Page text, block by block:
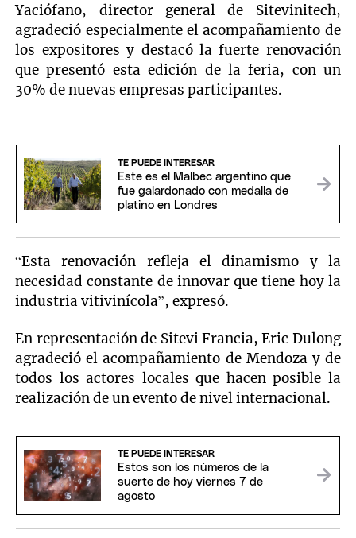
Yaciófano, director general de Sitevinitech,
agradeció especialmente el acompañamiento de
los expositores y destacó la fuerte renovación
que presentó esta edición de la feria, con un
30% de nuevas empresas participantes.
TE PUEDE INTERESAR
Este es el Malbec argentino que
fue galardonado con medalla de
platino en Londres
“Esta renovación refleja el dinamismo y la
necesidad constante de innovar que tiene hoy la
industria vitivinícola”, expresó.
En representación de Sitevi Francia, Eric Dulong
agradeció el acompañamiento de Mendoza y de
todos los actores locales que hacen posible la
realización de un evento de nivel internacional.
TE PUEDE INTERESAR
Estos son los números de la
suerte de hoy viernes 7 de
agosto